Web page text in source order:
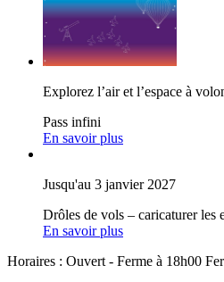
Explorez l’air et l’espace à
Pass infini
En savoir plus
Jusqu'au 3 janvier 2027
Drôles de vols – caricaturer les
En savoir plus
Horaires : Ouvert - Ferme à 18h00